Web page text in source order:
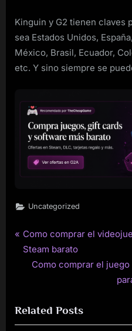
Kinguin y G2 tienen claves
sea Estados Unidos,
México, Brasil, Ecuador,
etc. Y sino siempre se
Uncategorized
Post
navigation
P
r
o
u
Como comprar el
Steam barato
N
t
P
Como comprar el
Related Posts